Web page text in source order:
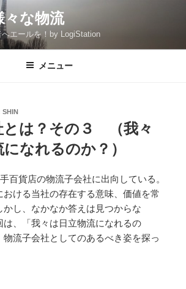
々な物流
エールを！by LogiStation
メニュー
SHIN
とは？その３ （我々
なれるのか？）
百貨店の物流子会社に出向している。
おける当社の存在する意味、価値を常
かし、なかなか答えは見つからな
は、「我々は日立物流になれるの
流子会社としてのあるべき姿を探っ